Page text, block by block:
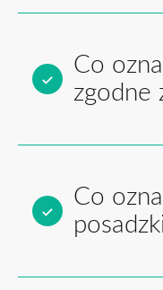
Co
zgodne
Co